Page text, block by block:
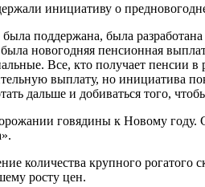
инициативу о
поддержана, была
новогодняя пенсионная
Все, кто получает пенсии
выплату, но инициатива
дальше и добиваться того,
говядины к Новому году.
количества крупного рогатого
росту цен.